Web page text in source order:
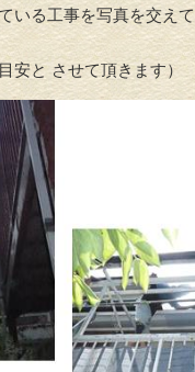
いる工事を写真を交え
安と させて頂きます）